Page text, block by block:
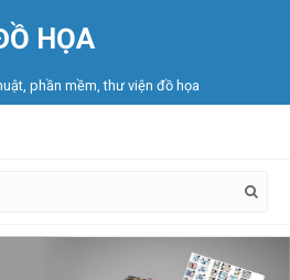
HỌA
phần mềm, thư viện đồ họa